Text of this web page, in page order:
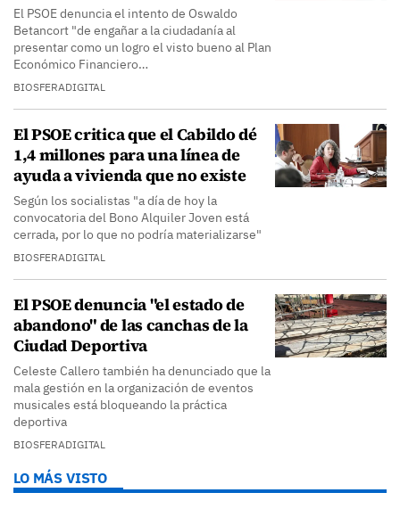
El PSOE denuncia el intento de Oswaldo
Betancort "de engañar a la ciudadanía al
presentar como un logro el visto bueno al Plan
Económico Financiero…
BIOSFERADIGITAL
El PSOE critica que el Cabildo dé
1,4 millones para una línea de
ayuda a vivienda que no existe
Según los socialistas "a día de hoy la
convocatoria del Bono Alquiler Joven está
cerrada, por lo que no podría materializarse"
BIOSFERADIGITAL
El PSOE denuncia "el estado de
abandono" de las canchas de la
Ciudad Deportiva
Celeste Callero también ha denunciado que la
mala gestión en la organización de eventos
musicales está bloqueando la práctica
deportiva
BIOSFERADIGITAL
LO MÁS VISTO